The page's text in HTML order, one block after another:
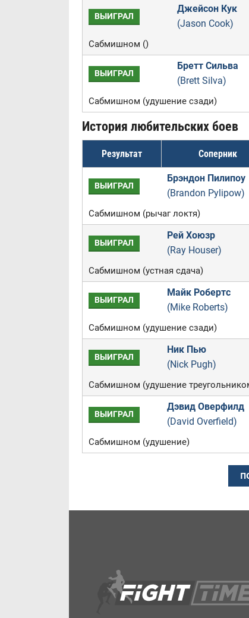
ВЫИГРАЛ
Джейсон Кук
(Jason Cook)
Сабмишном ()
ВЫИГРАЛ
Бретт Сильва
(Brett Silva)
Сабмишном (удушение сзади)
История любительских боев
Результат Соперник
ВЫИГРАЛ
Брэндон Пилипоу
(Brandon Pylipow)
Сабмишном (рычаг локтя)
ВЫИГРАЛ
Рей Хоюзр
(Ray Houser)
Сабмишном (устная сдача)
ВЫИГРАЛ
Майк Робертс
(Mike Roberts)
Сабмишном (удушение сзади)
ВЫИГРАЛ
Ник Пью
(Nick Pugh)
Сабмишном (удушение
ВЫИГРАЛ
Дэвид Оверфилд
(David Overfield)
Сабмишном (удушение)